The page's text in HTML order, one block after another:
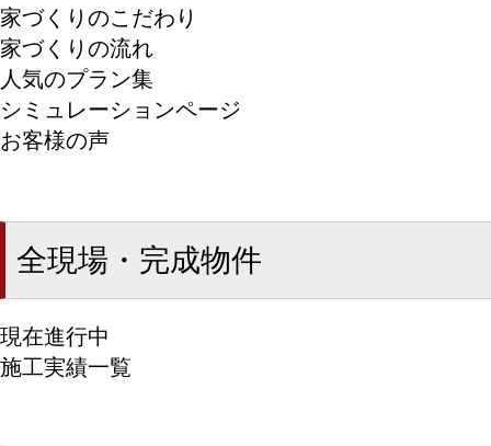
家づくりのこだわり
家づくりの流れ
人気のプラン集
シミュレーションページ
お客様の声
全現場・完成物件
現在進行中
施工実績一覧